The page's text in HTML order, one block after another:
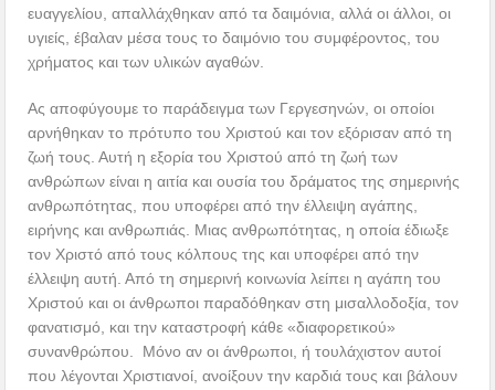
ευαγγελίου, απαλλάχθηκαν από τα δαιμόνια, αλλά οι άλλοι, οι
υγιείς, έβαλαν μέσα τους το δαιμόνιο του συμφέροντος, του
χρήματος και των υλικών αγαθών.
Ας αποφύγουμε το παράδειγμα των Γεργεσηνών, οι οποίοι
αρνήθηκαν το πρότυπο του Χριστού και τον εξόρισαν από τη
ζωή τους. Αυτή η εξορία του Χριστού από τη ζωή των
ανθρώπων είναι η αιτία και ουσία του δράματος της σημερινής
ανθρωπότητας, που υποφέρει από την έλλειψη αγάπης,
ειρήνης και ανθρωπιάς. Μιας ανθρωπότητας, η οποία έδιωξε
τον Χριστό από τους κόλπους της και υποφέρει από την
έλλειψη αυτή. Από τη σημερινή κοινωνία λείπει η αγάπη του
Χριστού και οι άνθρωποι παραδόθηκαν στη μισαλλοδοξία, τον
φανατισμό, και την καταστροφή κάθε «διαφορετικού»
συνανθρώπου. Μόνο αν οι άνθρωποι, ή τουλάχιστον αυτοί
που λέγονται Χριστιανοί, ανοίξουν την καρδιά τους και βάλουν